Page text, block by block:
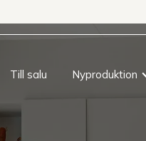
Till salu Nyproduktion